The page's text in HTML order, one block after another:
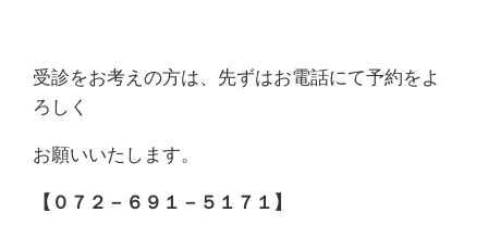
受診をお考えの方は、先ずはお電話にて予約をよ
ろしく
お願いいたします。
【０７２－６９１－５１７１】